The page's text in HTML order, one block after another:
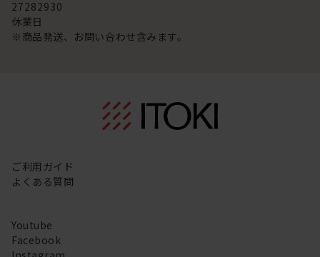
27282930
休業日
※商品発送、お問い合わせ含みます。
ご利用ガイド
よくある質問
Youtube
Facebook